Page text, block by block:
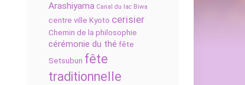
Arashiyama Canal du lac Biwa
centre ville Kyoto cerisier
Chemin de la philosophie
cérémonie du thé fête
Setsubun fête
traditionnelle